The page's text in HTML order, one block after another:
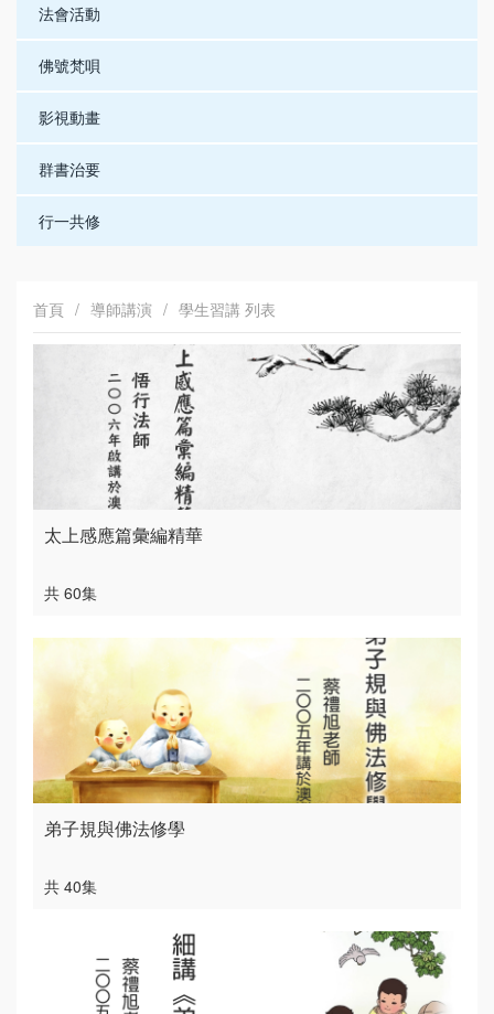
法會活動
佛號梵唄
影視動畫
群書治要
行一共修
首頁 / 導師講演 / 學生習講 列表
太上感應篇彙編精華
共 60集
弟子規與佛法修學
共 40集